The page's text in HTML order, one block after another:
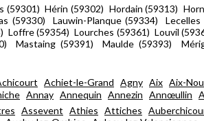
Hérin (59302) Hordain (59313)
(59330) Lauwin-Planque (59334)
(59354) Lourches (59361) Louvil
Mastaing (59391) Maulde (59393)
Achiet-le-Grand Agny Aix Aix-
Annay Annequin Annezin Annœullin
Assevent Athies Attiches